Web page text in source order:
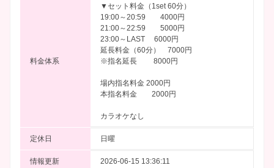
料金体系
▼セット料金（1set 60分）
19:00～20:59 4000円
21:00～22:59 5000円
23:00～LAST 6000円
延長料金（60分） 7000円
※指名延長 8000円
場内指名料金 2000円
本指名料金 2000円
カラオケなし
定休日 日曜
情報更新 2026-06-15 13:36:11